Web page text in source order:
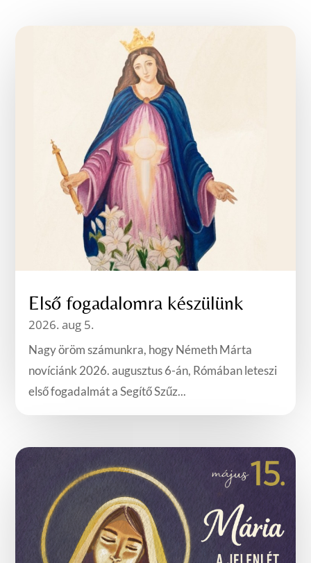
Első fogadalomra készülünk
2026. aug 5.
Nagy öröm számunkra, hogy Németh Márta
novíciánk 2026. augusztus 6-án, Rómában leteszi
első fogadalmát a Segítő Szűz...